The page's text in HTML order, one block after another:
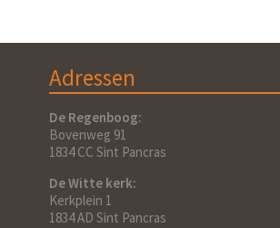
Adressen
De Regenboog:
Bovenweg 91
1834 CC Sint Pancras
De Witte kerk:
Kerkplein 1
1834 AD Sint Pancras